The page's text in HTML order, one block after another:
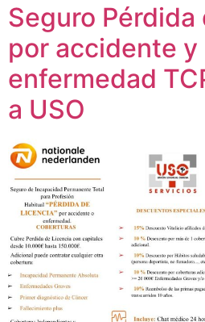
Seguro Pérdida
por accidente y
enfermedad
a USO